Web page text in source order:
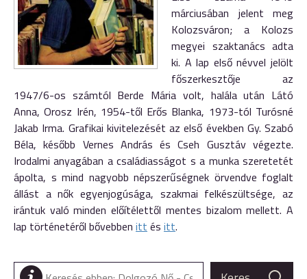
márciusában jelent meg
Kolozsváron; a Kolozs
megyei szaktanács adta
ki. A lap első névvel jelölt
főszerkesztője az
1947/6-os számtól Berde Mária volt, halála után Látó
Anna, Orosz Irén, 1954-től Erős Blanka, 1973-tól Turósné
Jakab Irma. Grafikai kivitelezését az első években Gy. Szabó
Béla, később Vernes András és Cseh Gusztáv végezte.
Irodalmi anyagában a családiasságot s a munka szeretetét
ápolta, s mind nagyobb népszerűségnek örvendve foglalt
állást a nők egyenjogúsága, szakmai felkészültsége, az
irántuk való minden előítélettől mentes bizalom mellett. A
lap történetéről bővebben itt és itt.